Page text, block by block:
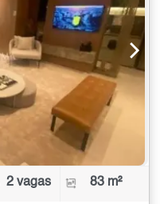
2 vagas 83 m²